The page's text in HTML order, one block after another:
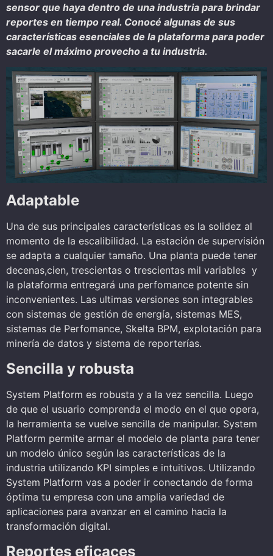
sensor que haya dentro de una industria para brindar
reportes en tiempo real. Conocé algunas de sus
características esenciales de la plataforma para poder
sacarle el máximo provecho a tu industria.
Adaptable
Una de sus principales características es la solidez al
momento de la escalibilidad. La estación de supervisión
se adapta a cualquier tamaño. Una planta puede tener
decenas,cien, trescientas o trescientas mil variables y
la plataforma entregará una perfomance potente sin
inconvenientes. Las ultimas versiones son integrables
con sistemas de gestión de energía, sistemas MES,
sistemas de Perfomance, Skelta BPM, explotación para
minería de datos y sistema de reporterías.
Sencilla y robusta
System Platform es robusta y a la vez sencilla. Luego
de que el usuario comprenda el modo en el que opera,
la herramienta se vuelve sencilla de manipular. System
Platform permite armar el modelo de planta para tener
un modelo único según las características de la
industria utilizando KPI simples e intuitivos. Utilizando
System Platform vas a poder ir conectando de forma
óptima tu empresa con una amplia variedad de
aplicaciones para avanzar en el camino hacia la
transformación digital.
Reportes eficaces